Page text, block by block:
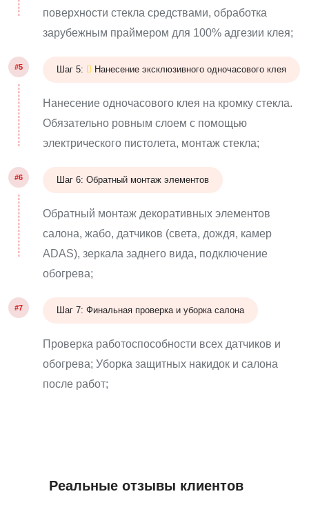
поверхности стекла средствами, обработка
зарубежным праймером для 100% адгезии клея;
#5 Шаг 5: Нанесение эксклюзивного одночасового клея
Нанесение одночасового клея на кромку стекла.
Обязательно ровным слоем с помощью
электрического пистолета, монтаж стекла;
#6 Шаг 6: Обратный монтаж элементов
Обратный монтаж декоративных элементов
салона, жабо, датчиков (света, дождя, камер
ADAS), зеркала заднего вида, подключение
обогрева;
#7 Шаг 7: Финальная проверка и уборка салона
Проверка работоспособности всех датчиков и
обогрева; Уборка защитных накидок и салона
после работ;
Реальные отзывы клиентов